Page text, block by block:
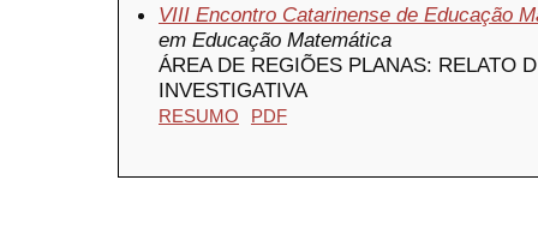
VIII Encontro Catarinense de Educação
em Educação Matemática
ÁREA DE REGIÕES PLANAS: RELATO
INVESTIGATIVA
RESUMO PDF